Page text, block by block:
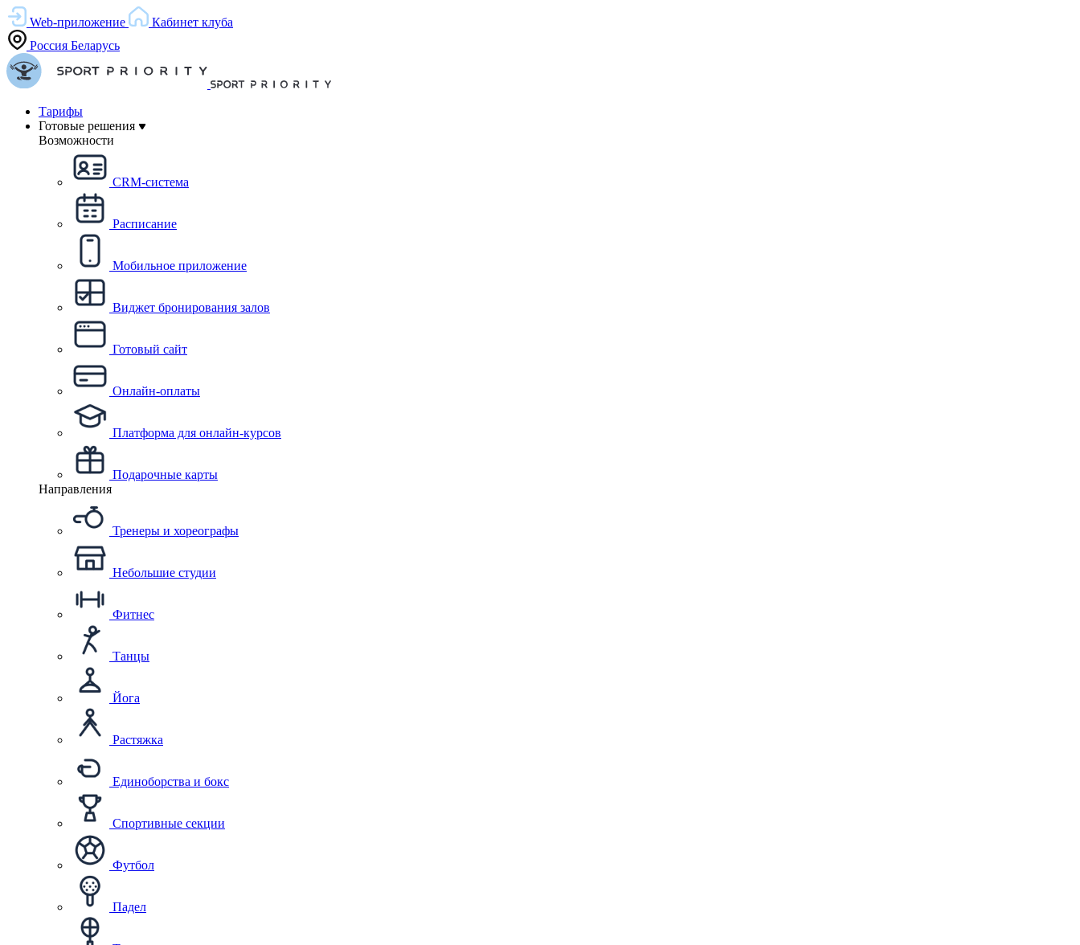
Web-приложение
Кабинет клуба
Россия Беларусь
Тарифы
Готовые решения
Возможности
CRM-система
Расписание
Мобильное приложение
Виджет бронирования залов
Готовый сайт
Онлайн-оплаты
Платформа для онлайн-курсов
Подарочные карты
Направления
Тренеры и хореографы
Небольшие студии
Фитнес
Танцы
Йога
Растяжка
Единоборства и бокс
Спортивные секции
Футбол
Падел